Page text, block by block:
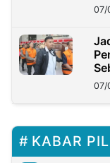
07/
07/
KABAR